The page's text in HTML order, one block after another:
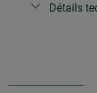
Détails